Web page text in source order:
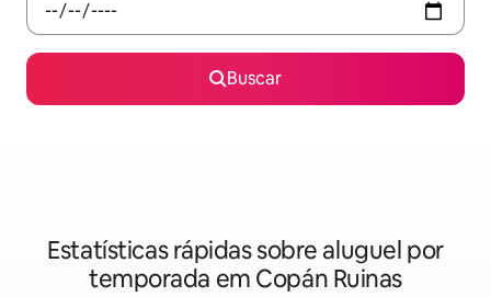
Buscar
Estatísticas rápidas sobre aluguel por
temporada em Copán Ruinas